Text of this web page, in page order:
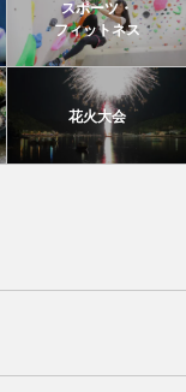
スポーツ・
フィットネス
花火大会